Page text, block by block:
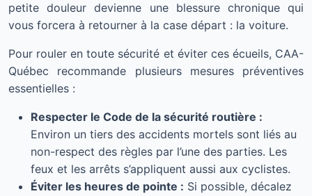
petite douleur devienne une blessure chronique qui
vous forcera à retourner à la case départ : la voiture.
Pour rouler en toute sécurité et éviter ces écueils, CAA-
Québec recommande plusieurs mesures préventives
essentielles :
Respecter le Code de la sécurité routière :
Environ un tiers des accidents mortels sont liés au
non-respect des règles par l’une des parties. Les
feux et les arrêts s’appliquent aussi aux cyclistes.
Éviter les heures de pointe : Si possible, décalez